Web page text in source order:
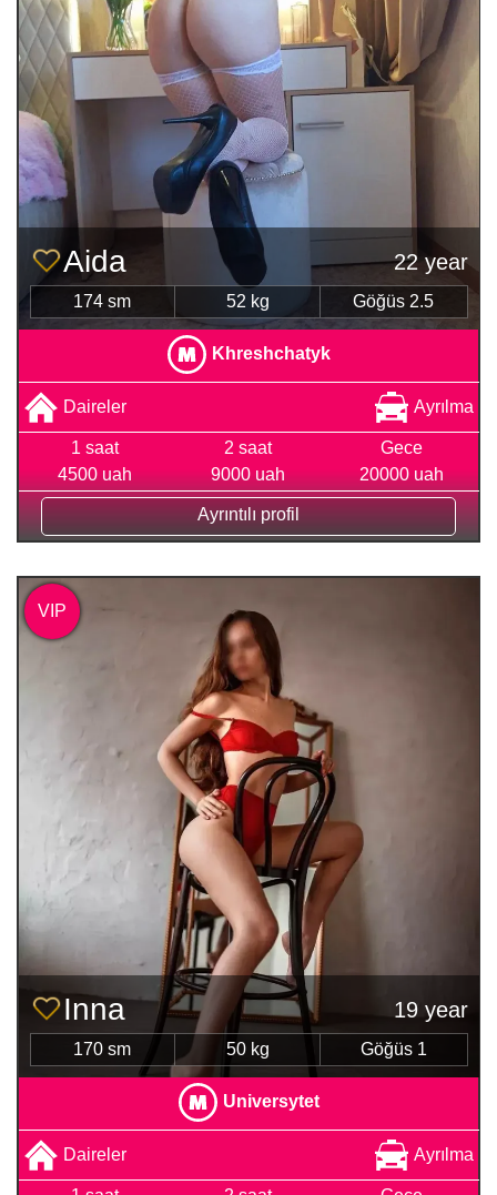
Aida 22 year
174 sm 52 kg Göğüs 2.5
Khreshchatyk
Daireler Ayrılma
1 saat
4500 uah
2 saat
9000 uah
Gece
20000 uah
Ayrıntılı profil
Inna 19 year
170 sm 50 kg Göğüs 1
Universytet
Daireler Ayrılma
VIP